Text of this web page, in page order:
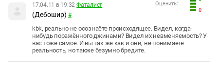
0
Оценить:
17.04.11 в 19:32 Фаталист
(Дебошир) #
kbk, реально не осознаёте происходящее. Видел, когда-
нибудь поражённого джинами? Видел их невменяемость? У
вас тоже самое. И вы так же как и они, не понимаете
реальность, но также безумно бредите.